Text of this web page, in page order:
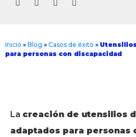
Inicio » Blog » Casos de éxito »
para personas con discapacidad
La creación de utensilios
adaptados para personas